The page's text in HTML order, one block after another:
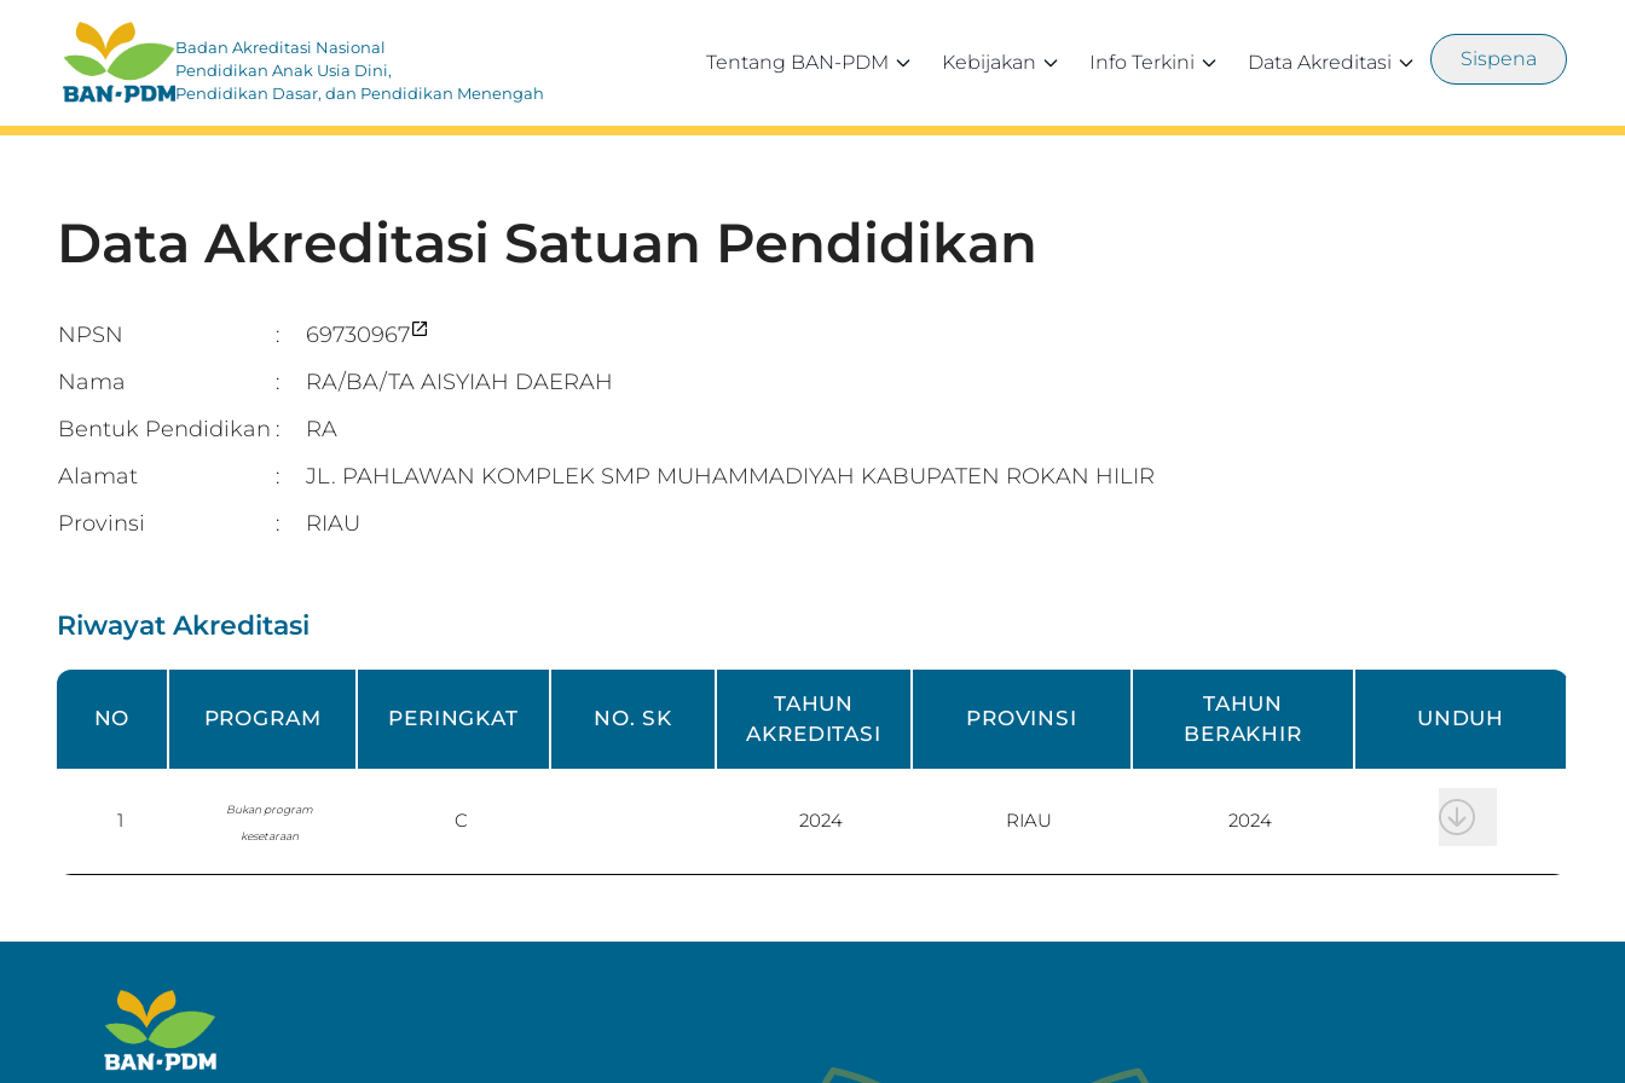
Badan Akreditasi Nasional
Pendidikan Anak Usia Dini,
Pendidikan Dasar, dan Pendidikan Menengah
Tentang BAN-PDM Kebijakan Info Terkini Data Akreditasi Sispena
Data Akreditasi Satuan Pendidikan
NPSN :
69730967
Nama
:
RA/BA/TA AISYIAH DAERAH
Bentuk Pendidikan :
RA
Alamat
:
JL. PAHLAWAN KOMPLEK SMP MUHAMMADIYAH KABUPATEN ROKAN HILIR
Provinsi
: RIAU
Riwayat Akreditasi
NO PROGRAM PERINGKAT NO. SK
TAHUN
AKREDITASI
PROVINSI
TAHUN
BERAKHIR
UNDUH
1
Bukan program
kesetaraan
C 2024 RIAU 2024